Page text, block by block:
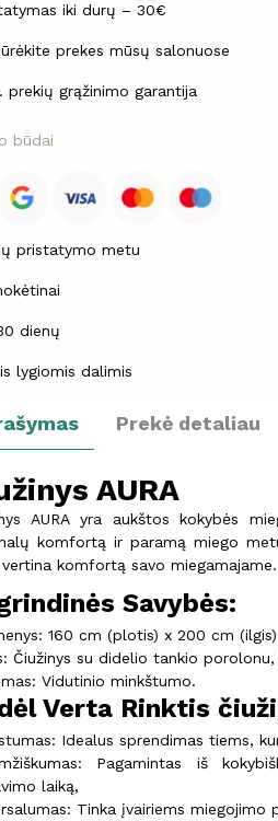
iki durų – 30€
prekes mūsų salonuose
prekių grąžinimo garantija
būdai
pristatymo metu
dienų
lygiomis dalimis
Prekė detaliau
AURA
AURA yra aukštos kokybės
komfortą ir paramą miego
komfortą savo miegamajame.
Savybės:
160 cm (plotis) x 200 cm
Čiužinys su didelio tankio
Vidutinio minkštumo.
Verta Rinktis
Idealus sprendimas tiems,
Pagamintas iš
laiką,
Tinka įvairiems miegojimo